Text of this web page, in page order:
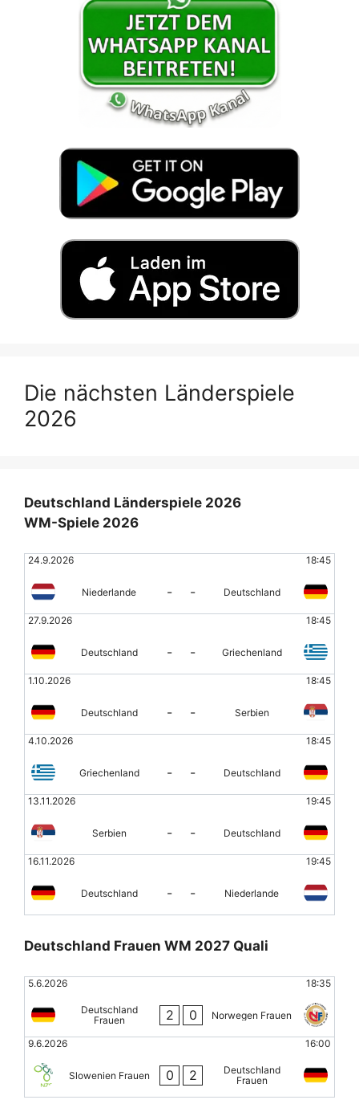
Die nächsten Länderspiele
2026
Deutschland Länderspiele 2026
WM-Spiele 2026
24.9.2026 18:45
Niederlande - - Deutschland
27.9.2026 18:45
Deutschland - - Griechenland
1.10.2026 18:45
Deutschland - - Serbien
4.10.2026 18:45
Griechenland - - Deutschland
13.11.2026 19:45
Serbien - - Deutschland
16.11.2026 19:45
Deutschland - - Niederlande
Deutschland Frauen WM 2027 Quali
5.6.2026 18:35
Deutschland
Frauen
2 0 Norwegen Frauen
9.6.2026 16:00
Slowenien Frauen 0 2
Deutschland
Frauen